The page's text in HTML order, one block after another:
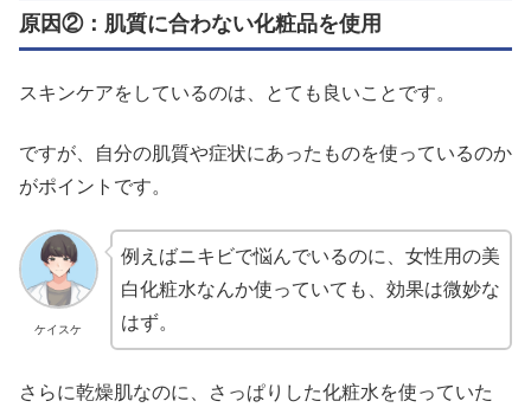
原因②：肌質に合わない化粧品を使用
スキンケアをしているのは、とても良いことです。
ですが、自分の肌質や症状にあったものを使っているのか
がポイントです。
ケイスケ
例えばニキビで悩んでいるのに、女性用の美
白化粧水なんか使っていても、効果は微妙な
はず。
さらに乾燥肌なのに、さっぱりした化粧水を使っていた